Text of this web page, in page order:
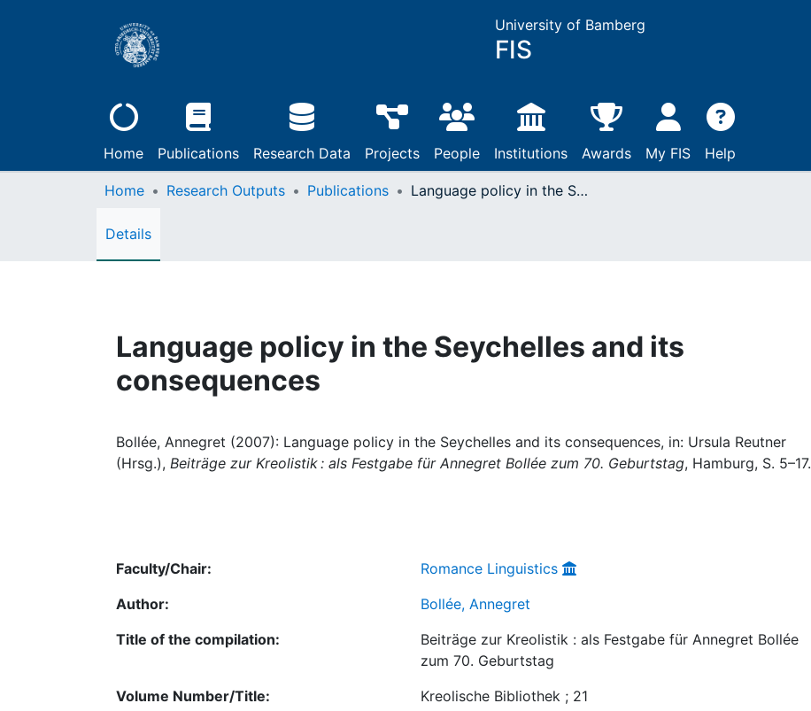
University of Bamberg
FIS
Home Publications Research Data Projects People Institutions Awards My FIS Help
Home Research Outputs Publications Language policy in the Seychelles and its consequences
Details
Language policy in the Seychelles and its
consequences
Bollée, Annegret (2007): Language policy in the Seychelles and its consequences, in: Ursula Reutner
(Hrsg.), Beiträge zur Kreolistik : als Festgabe für Annegret Bollée zum 70. Geburtstag, Hamburg, S. 5–17.
Faculty/Chair:
Romance Linguistics
Author:
Bollée, Annegret
Title of the compilation:
Beiträge zur Kreolistik : als Festgabe für Annegret Bollée
zum 70. Geburtstag
Volume Number/Title:
Kreolische Bibliothek ; 21